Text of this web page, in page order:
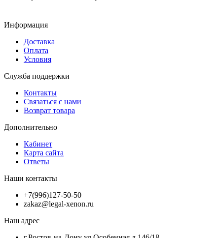
Информация
Доставка
Оплата
Условия
Служба поддержки
Контакты
Связаться с нами
Возврат товара
Дополнительно
Кабинет
Карта сайта
Ответы
Наши контакты
+7(996)127-50-50
zakaz@legal-xenon.ru
Наш адрес